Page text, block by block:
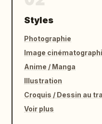
Styles
Photographie
Anime / Manga
Illustration
Croquis / Dessin au
Voir plus